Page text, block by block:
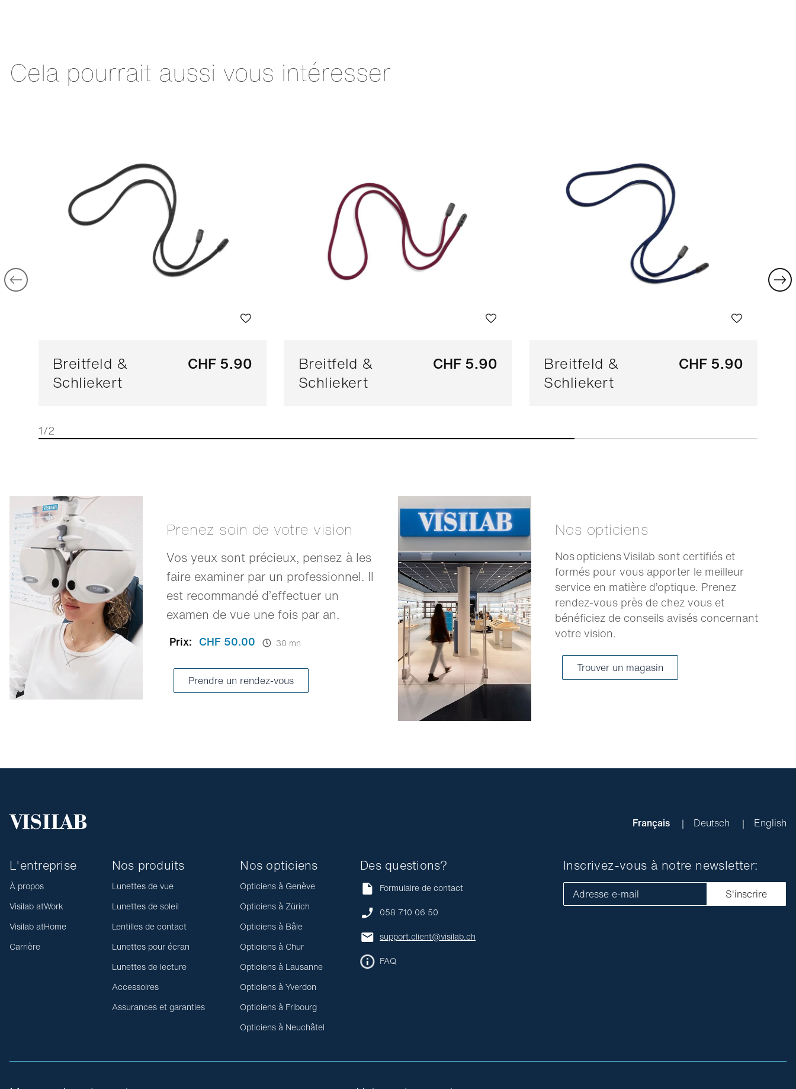
Cela pourrait aussi vous intéresser
Breitfeld &
Schliekert
CHF 5.90
Breitfeld &
Schliekert
CHF 5.90
Breitfeld &
Schliekert
CHF 5.90
1/2
Prenez soin de votre vision
Vos yeux sont précieux, pensez à les
faire examiner par un professionnel. Il
est recommandé d’effectuer un
examen de vue une fois par an.
Prix: CHF 50.00 30 mn
Prendre un rendez-vous
Nos opticiens
Nos opticiens Visilab sont certifiés et
formés pour vous apporter le meilleur
service en matière d’optique. Prenez
rendez-vous près de chez vous et
bénéficiez de conseils avisés concernant
votre vision.
Trouver un magasin
Français Deutsch English
L'entreprise
À propos
Visilab atWork
Visilab atHome
Carrière
Nos produits
Lunettes de vue
Lunettes de soleil
Lentilles de contact
Lunettes pour écran
Lunettes de lecture
Accessoires
Assurances et garanties
Nos opticiens
Opticiens à Genève
Opticiens à Zürich
Opticiens à Bâle
Opticiens à Chur
Opticiens à Lausanne
Opticiens à Yverdon
Opticiens à Fribourg
Opticiens à Neuchâtel
Des questions?
Formulaire de contact
058 710 06 50
support.client@visilab.ch
FAQ
Inscrivez-vous à notre newsletter:
Adresse e-mail S'inscrire